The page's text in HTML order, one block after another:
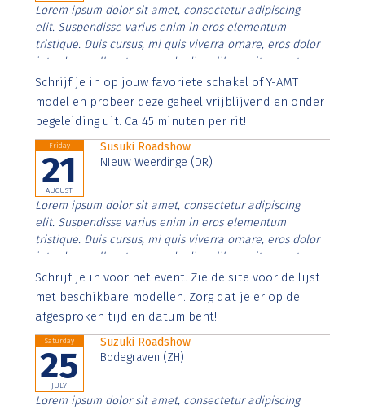
Lorem ipsum dolor sit amet, consectetur adipiscing
elit. Suspendisse varius enim in eros elementum
tristique. Duis cursus, mi quis viverra ornare, eros dolor
interdum nulla, ut commodo diam libero vitae erat.
Aenean faucibus nibh et justo cursus id rutrum lorem
imperdiet. Nunc ut sem vitae risus tristique posuere.
Schrijf je in op jouw favoriete schakel of Y-AMT
model en probeer deze geheel vrijblijvend en onder
begeleiding uit. Ca 45 minuten per rit!
Friday
21
AUGUST
Susuki Roadshow
NIeuw Weerdinge (DR)
Lorem ipsum dolor sit amet, consectetur adipiscing
elit. Suspendisse varius enim in eros elementum
tristique. Duis cursus, mi quis viverra ornare, eros dolor
interdum nulla, ut commodo diam libero vitae erat.
Aenean faucibus nibh et justo cursus id rutrum lorem
imperdiet. Nunc ut sem vitae risus tristique posuere.
Schrijf je in voor het event. Zie de site voor de lijst
met beschikbare modellen. Zorg dat je er op de
afgesproken tijd en datum bent!
Saturday
25
JULY
Suzuki Roadshow
Bodegraven (ZH)
Lorem ipsum dolor sit amet, consectetur adipiscing